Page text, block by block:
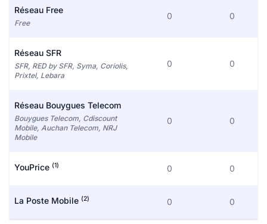
Réseau Free
Free
0 0
Réseau SFR
SFR, RED by SFR, Syma, Coriolis,
Prixtel, Lebara
0 0
Réseau Bouygues Telecom
Bouygues Telecom, Cdiscount
Mobile, Auchan Telecom, NRJ
Mobile
0 0
YouPrice (1) 0 0
La Poste Mobile (2) 0 0